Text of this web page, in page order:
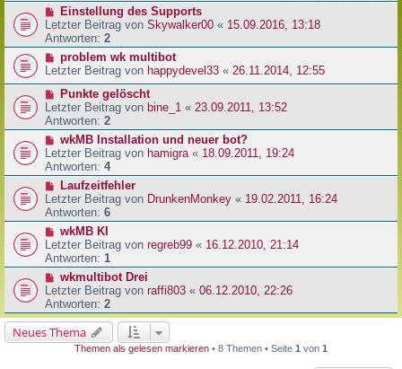
Einstellung des Supports
Letzter Beitrag von Skywalker00 « 15.09.2016, 13:18
Antworten: 2
problem wk multibot
Letzter Beitrag von happydevel33 « 26.11.2014, 12:55
Punkte gelöscht
Letzter Beitrag von bine_1 « 23.09.2011, 13:52
Antworten: 2
wkMB Installation und neuer bot?
Letzter Beitrag von hamigra « 18.09.2011, 19:24
Antworten: 4
Laufzeitfehler
Letzter Beitrag von DrunkenMonkey « 19.02.2011, 16:24
Antworten: 6
wkMB KI
Letzter Beitrag von regreb99 « 16.12.2010, 21:14
Antworten: 1
wkmultibot Drei
Letzter Beitrag von raffi803 « 06.12.2010, 22:26
Antworten: 2
Neues Thema
Themen als gelesen markieren • 8 Themen • Seite 1 von 1